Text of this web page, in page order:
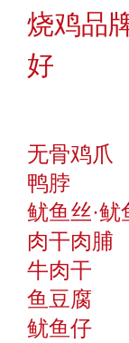
烧鸡品
好
无骨鸡爪
鸭脖
鱿鱼丝·鱿
肉干肉脯
牛肉干
鱼豆腐
鱿鱼仔